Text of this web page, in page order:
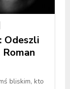
Odeszli
bliskim, kto